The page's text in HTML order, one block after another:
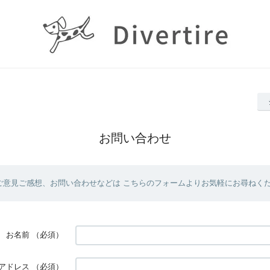
お問い合わせ
見ご感想、お問い合わせなどは こちらのフォームよりお気軽にお尋ねく
お名前 （必須）
ドレス （必須）